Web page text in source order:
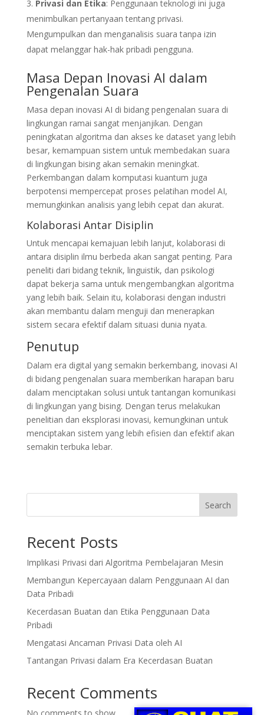
Privasi dan Etika: Penggunaan teknologi ini juga
menimbulkan pertanyaan tentang privasi.
Mengumpulkan dan menganalisis suara tanpa izin
dapat melanggar hak-hak pribadi pengguna.
Masa Depan Inovasi AI dalam
Pengenalan Suara
Masa depan inovasi AI di bidang pengenalan suara di
lingkungan ramai sangat menjanjikan. Dengan
peningkatan algoritma dan akses ke dataset yang lebih
besar, kemampuan sistem untuk membedakan suara
di lingkungan bising akan semakin meningkat.
Perkembangan dalam komputasi kuantum juga
berpotensi mempercepat proses pelatihan model AI,
memungkinkan analisis yang lebih cepat dan akurat.
Kolaborasi Antar Disiplin
Untuk mencapai kemajuan lebih lanjut, kolaborasi di
antara disiplin ilmu berbeda akan sangat penting. Para
peneliti dari bidang teknik, linguistik, dan psikologi
dapat bekerja sama untuk mengembangkan algoritma
yang lebih baik. Selain itu, kolaborasi dengan industri
akan membantu dalam menguji dan menerapkan
sistem secara efektif dalam situasi dunia nyata.
Penutup
Dalam era digital yang semakin berkembang, inovasi AI
di bidang pengenalan suara memberikan harapan baru
dalam menciptakan solusi untuk tantangan komunikasi
di lingkungan yang bising. Dengan terus melakukan
penelitian dan eksplorasi inovasi, kemungkinan untuk
menciptakan sistem yang lebih efisien dan efektif akan
semakin terbuka lebar.
Search
Recent Posts
Implikasi Privasi dari Algoritma Pembelajaran Mesin
Membangun Kepercayaan dalam Penggunaan AI dan
Data Pribadi
Kecerdasan Buatan dan Etika Penggunaan Data
Pribadi
Mengatasi Ancaman Privasi Data oleh AI
Tantangan Privasi dalam Era Kecerdasan Buatan
Recent Comments